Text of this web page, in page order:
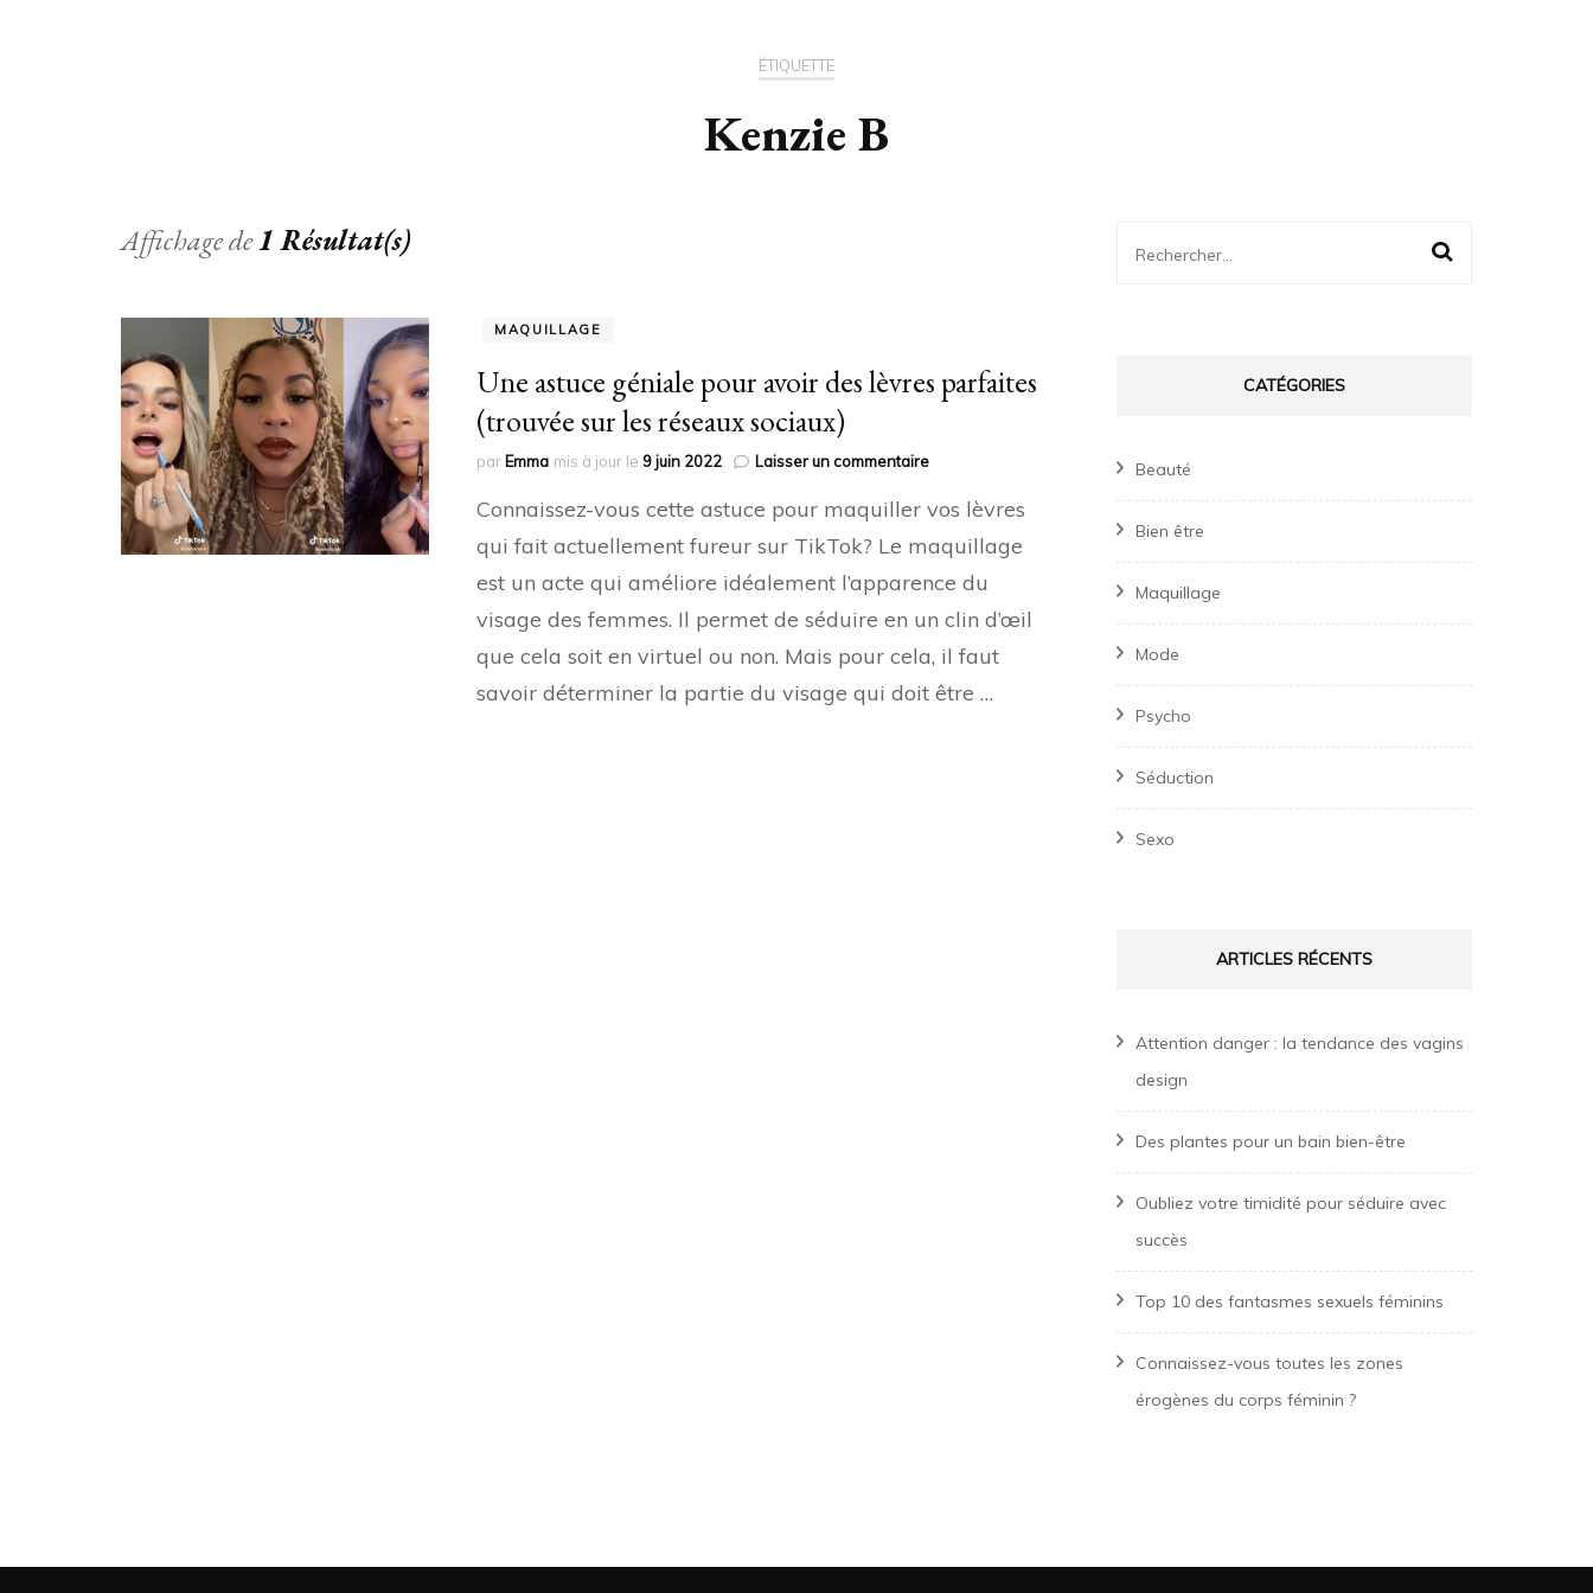
ÉTIQUETTE
Kenzie B
Affichage de1 Résultat(s)
MAQUILLAGE
Une astuce géniale pour avoir des lèvres parfaites
(trouvée sur les réseaux sociaux)
par Emma mis à jour le 9 juin 2022 Laisser un commentairesur
astuce
pour
avoir
lèvres
parfaites
sur
Connaissez-vous cette astuce pour maquiller vos lèvres
qui fait actuellement fureur sur TikTok? Le maquillage
est un acte qui améliore idéalement l’apparence du
visage des femmes. Il permet de séduire en un clin d’œil
que cela soit en virtuel ou non. Mais pour cela, il faut
savoir déterminer la partie du visage qui doit être …
Rechercher :
CATÉGORIES
Beauté
Bien être
Maquillage
Mode
Psycho
Séduction
Sexo
ARTICLES RÉCENTS
Attention danger : la tendance des vagins
design
Des plantes pour un bain bien-être
Oubliez votre timidité pour séduire avec
succès
Top 10 des fantasmes sexuels féminins
Connaissez-vous toutes les zones
érogènes du corps féminin ?